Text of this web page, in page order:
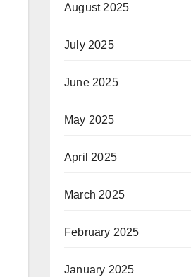
August 2025
July 2025
June 2025
May 2025
April 2025
March 2025
February 2025
January 2025